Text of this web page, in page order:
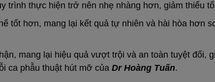
trình thực hiện trở nên nhẹ nhàng hơn, giảm thiểu
tốt hơn, mang lại kết quả tự nhiên và hài hòa hơn
mang lại hiệu quả vượt trội và an toàn tuyệt đối,
ca phẫu thuật hút mỡ của Dr Hoàng Tuấn.